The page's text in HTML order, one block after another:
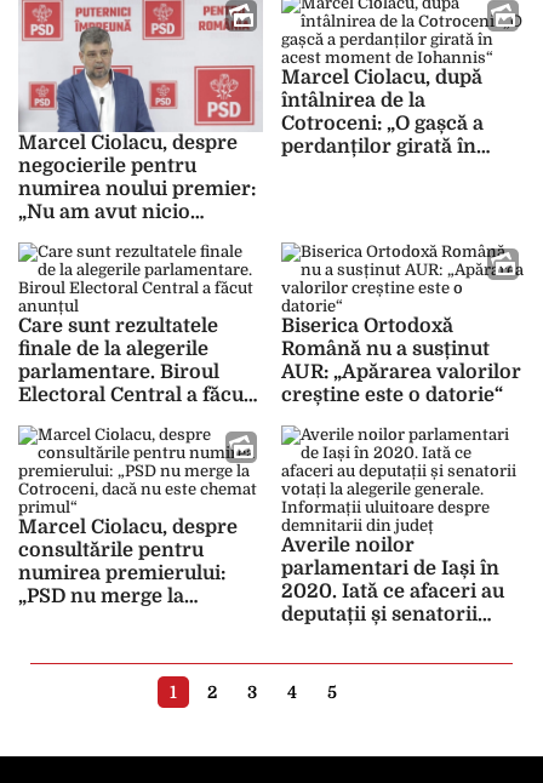
Marcel Ciolacu, despre
negocierile pentru
numirea noului premier:
„Nu am avut nicio
conducerea AUR“
Marcel Ciolacu, după
întâlnirea de la
Cotroceni: „O gașcă a
perdanților girată în
Care sunt rezultatele
finale de la alegerile
parlamentare. Biroul
Electoral Central a făcut
Biserica Ortodoxă
Română nu a susținut
AUR: „Apărarea valorilor
creștine este o datorie“
Marcel Ciolacu, despre
consultările pentru
numirea premierului:
„PSD nu merge la
Averile noilor
parlamentari de Iași în
2020. Iată ce afaceri au
deputații și senatorii
generale. Informații
uluitoare despre
demnitarii din județ
1 2 3 4 5